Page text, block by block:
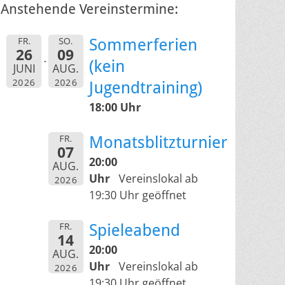
Anstehende Vereinstermine:
FR.
26
JUNI
2026
SO.
09
AUG.
2026
Sommerferien
(kein
Jugendtraining)
18:00 Uhr
FR.
07
AUG.
2026
Monatsblitzturnier
20:00
Uhr Vereinslokal ab
19:30 Uhr geöffnet
FR.
14
AUG.
2026
Spieleabend
20:00
Uhr Vereinslokal ab